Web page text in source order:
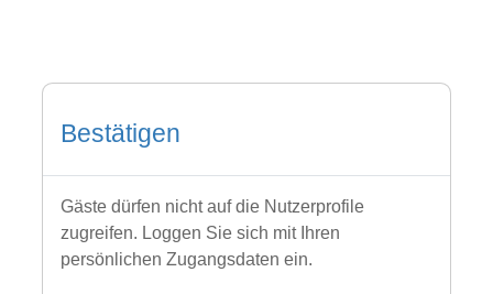
Bestätigen
Gäste dürfen nicht auf die Nutzerprofile
zugreifen. Loggen Sie sich mit Ihren
persönlichen Zugangsdaten ein.